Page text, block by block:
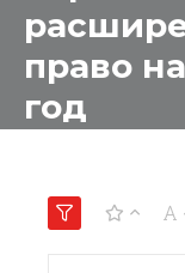
право
год